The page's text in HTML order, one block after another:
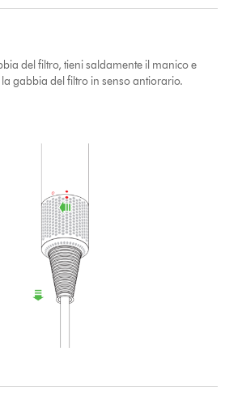
del filtro, tieni saldamente il manico e
gabbia del filtro in senso antiorario.